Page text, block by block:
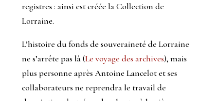
registres : ainsi est créée la Collection de
Lorraine.
L’histoire du fonds de souveraineté de Lorraine
ne s’arrête pas là (Le voyage des archives), mais
plus personne après Antoine Lancelot et ses
collaborateurs ne reprendra le travail de